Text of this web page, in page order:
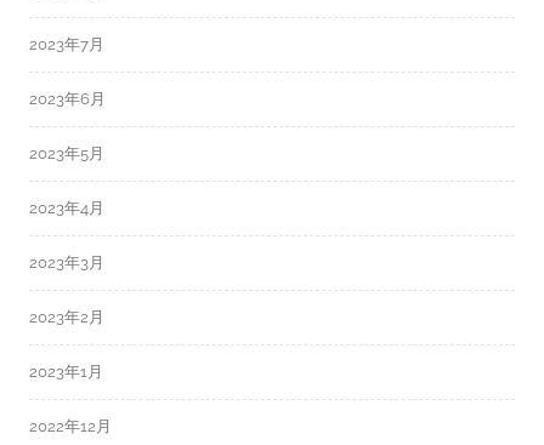
2023年7月
2023年6月
2023年5月
2023年4月
2023年3月
2023年2月
2023年1月
2022年12月